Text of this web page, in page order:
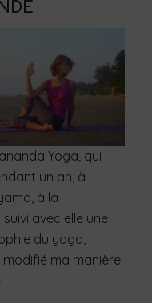
Yoga, qui
un an, à
à la
avec elle une
du yoga,
ma manière